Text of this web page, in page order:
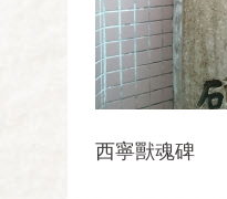
西寧獸魂碑